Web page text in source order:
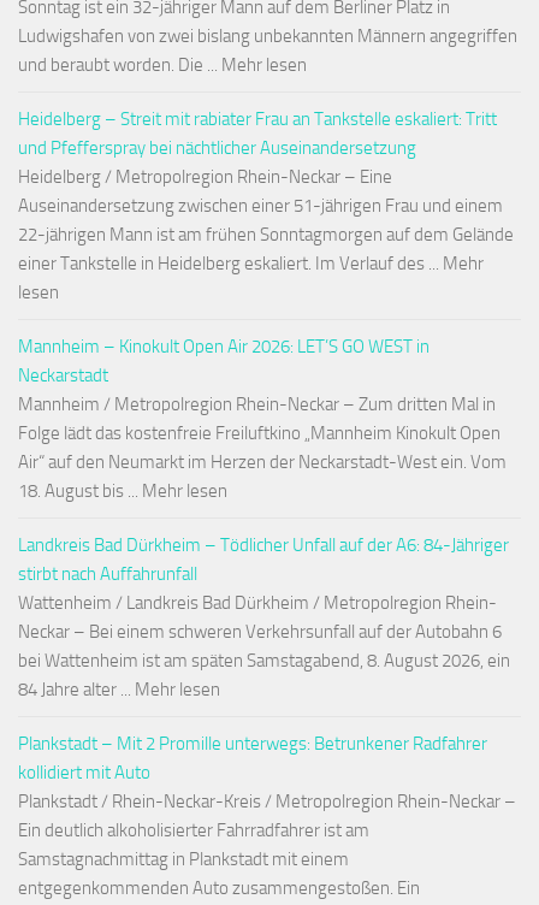
Sonntag ist ein 32-jähriger Mann auf dem Berliner Platz in
Ludwigshafen von zwei bislang unbekannten Männern angegriffen
und beraubt worden. Die ... Mehr lesen
Heidelberg – Streit mit rabiater Frau an Tankstelle eskaliert: Tritt
und Pfefferspray bei nächtlicher Auseinandersetzung
Heidelberg / Metropolregion Rhein-Neckar – Eine
Auseinandersetzung zwischen einer 51-jährigen Frau und einem
22-jährigen Mann ist am frühen Sonntagmorgen auf dem Gelände
einer Tankstelle in Heidelberg eskaliert. Im Verlauf des ... Mehr
lesen
Mannheim – Kinokult Open Air 2026: LET’S GO WEST in
Neckarstadt
Mannheim / Metropolregion Rhein-Neckar – Zum dritten Mal in
Folge lädt das kostenfreie Freiluftkino „Mannheim Kinokult Open
Air“ auf den Neumarkt im Herzen der Neckarstadt-West ein. Vom
18. August bis ... Mehr lesen
Landkreis Bad Dürkheim – Tödlicher Unfall auf der A6: 84-Jähriger
stirbt nach Auffahrunfall
Wattenheim / Landkreis Bad Dürkheim / Metropolregion Rhein-
Neckar – Bei einem schweren Verkehrsunfall auf der Autobahn 6
bei Wattenheim ist am späten Samstagabend, 8. August 2026, ein
84 Jahre alter ... Mehr lesen
Plankstadt – Mit 2 Promille unterwegs: Betrunkener Radfahrer
kollidiert mit Auto
Plankstadt / Rhein-Neckar-Kreis / Metropolregion Rhein-Neckar –
Ein deutlich alkoholisierter Fahrradfahrer ist am
Samstagnachmittag in Plankstadt mit einem
entgegenkommenden Auto zusammengestoßen. Ein